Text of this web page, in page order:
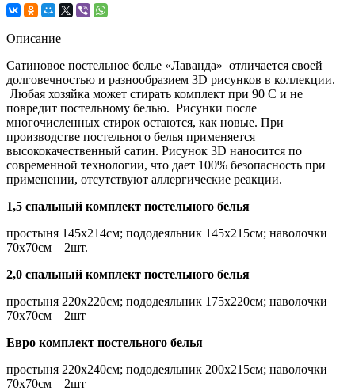
Описание
Сатиновое постельное белье «Лаванда» отличается своей
долговечностью и разнообразием 3D рисунков в коллекции.
Любая хозяйка может стирать комплект при 90 С и не
повредит постельному белью. Рисунки после
многочисленных стирок остаются, как новые. При
производстве постельного белья применяется
высококачественный сатин. Рисунок 3D наносится по
современной технологии, что дает 100% безопасность при
применении, отсутствуют аллергические реакции.
1,5 спальный комплект постельного белья
простыня 145х214см; пододеяльник 145х215см; наволочки
70х70см – 2шт.
2,0 спальный комплект постельного белья
простыня 220х220см; пододеяльник 175х220см; наволочки
70х70см – 2шт
Евро комплект постельного белья
простыня 220х240см; пододеяльник 200х215см; наволочки
70х70см – 2шт